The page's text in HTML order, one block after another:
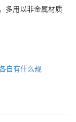
多用以非金属材质
自有什么规